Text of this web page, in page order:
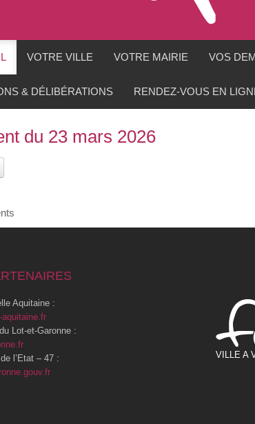
VOTRE VILLE VOTRE MAIRIE VOS
& DÉLIBÉRATIONS RENDEZ-VOUS EN
du 23 mars 2026
Aquitaine :
aquitaine.fr
Lot-et-Garonne :
l’Etat – 47 :
VILLE A